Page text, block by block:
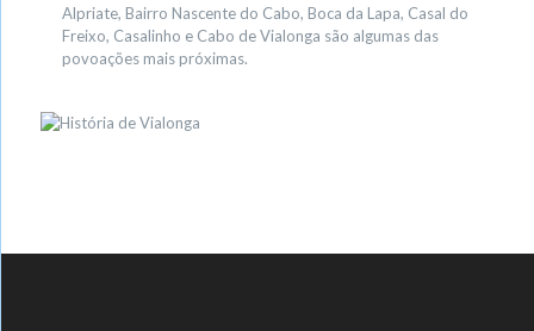
Alpriate, Bairro Nascente do Cabo, Boca da Lapa, Casal do
Freixo, Casalinho e Cabo de Vialonga são algumas das
povoações mais próximas.